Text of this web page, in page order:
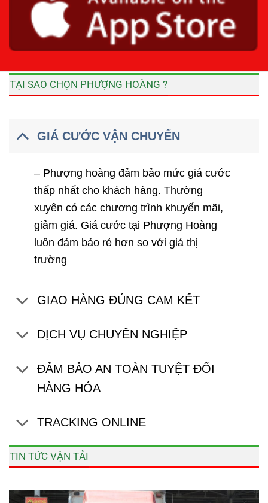
TẠI SAO CHỌN PHƯỢNG HOÀNG ?
GIÁ CƯỚC VẬN CHUYỂN
– Phượng hoàng đảm bảo mức giá cước
thấp nhất cho khách hàng. Thường
xuyên có các chương trình khuyến mãi,
giảm giá. Giá cước tại Phượng Hoàng
luôn đảm bảo rẻ hơn so với giá thị
trường
GIAO HÀNG ĐÚNG CAM KẾT
DỊCH VỤ CHUYÊN NGHIỆP
ĐẢM BẢO AN TOÀN TUYỆT ĐỐI
HÀNG HÓA
TRACKING ONLINE
TIN TỨC VẬN TẢI